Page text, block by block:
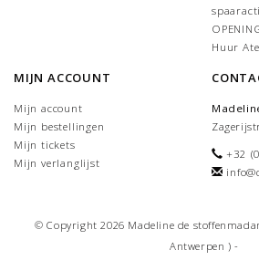
Huur
MIJN ACCOUNT
Mijn account
Mijn bestellingen
Mijn tickets
Mijn verlanglijst
+32
© Copyright 2026 Madeline de
Antwerpen ) -